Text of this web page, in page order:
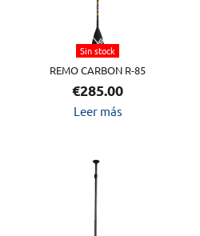
Sin stock
REMO CARBON R-85
€285.00
Leer más